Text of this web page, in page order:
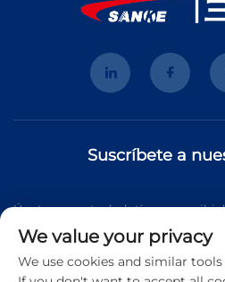
Suscríbete a
Únete a nuestro boletín para recibir
industria, actualizaciones y
We value your privacy
We use cookies and similar